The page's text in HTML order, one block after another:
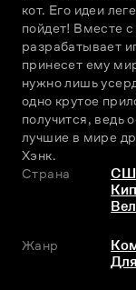
кот. Его идеи
пойдет! Вместе
разрабатывает
принесет ему
нужно лишь
одно крутое
получится, ведь
лучшие в мире
Хэнк.
Страна
Жанр